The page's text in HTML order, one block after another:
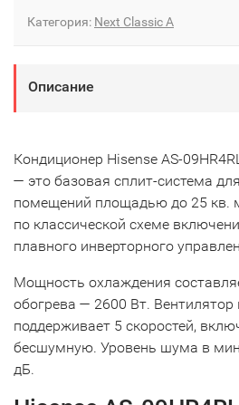
Категория: Next Classic A
Описание
Кондиционер Hisense AS-
— это базовая сплит-система
помещений площадью до 25 кв.
по классической схеме
плавного инверторного
Мощность охлаждения
обогрева — 2600 Вт. Вентилятор
поддерживает 5 скоростей,
бесшумную. Уровень шума в
дБ.